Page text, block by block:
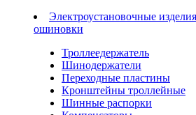
Электроустановочные
ошиновки
Троллеедержатель
Шинодержатели
Переходные пластины
Кронштейны троллейные
Шинные распорки